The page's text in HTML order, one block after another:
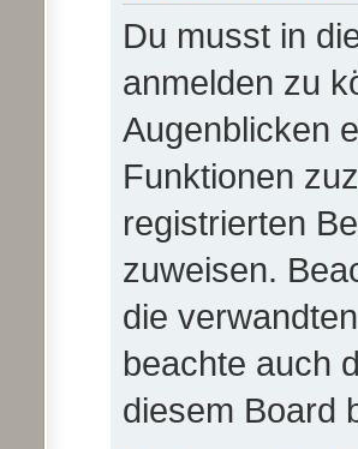
Du musst in
anmelden zu
Augenblicken
Funktionen
registrierten
zuweisen.
die
beachte auch
diesem Board